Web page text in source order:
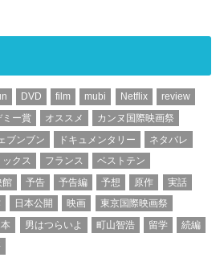
DVD film mubi Netflix
review
ミー賞 オススメ
カンヌ国際映画祭
ブンブン ドキュメンタリー
ネタバレ
ックス フランス
ベストテン
館 予告 予告編 予想 原作
実話
日本公開 映画
東京国際映画祭
男はつらいよ 町山智浩 留学
続編